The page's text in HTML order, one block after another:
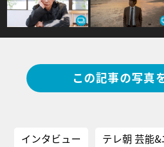
この記事の写真
インタビュー テレ朝 芸能&